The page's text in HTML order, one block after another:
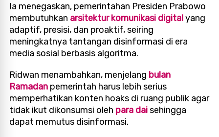
Ia menegaskan, pemerintahan Presiden Prabowo
membutuhkan arsitektur komunikasi digitalyang
adaptif, presisi, dan proaktif, seiring
meningkatnya tantangan disinformasi di era
media sosial berbasis algoritma.
Ridwan menambahkan, menjelang bulan
Ramadan pemerintah harus lebih serius
memperhatikan konten hoaks di ruang publik agar
tidak ikut dikonsumsi oleh para daisehingga
dapat memutus disinformasi.